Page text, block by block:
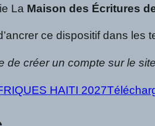
La Maison des Écritures
ce dispositif dans
de créer un compte sur le
HAITI